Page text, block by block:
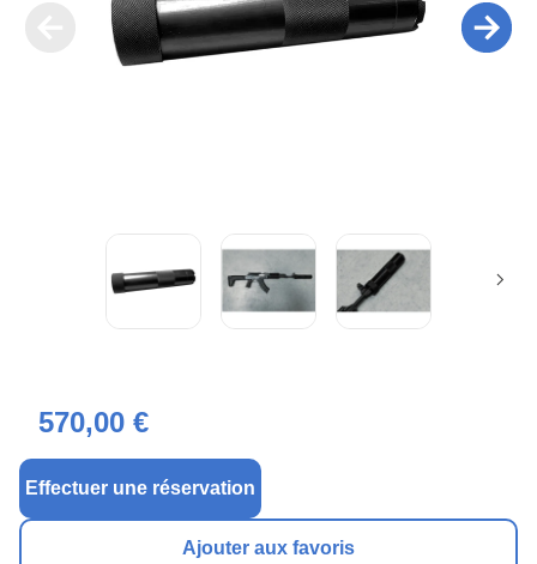
570,00 €
Effectuer une réservation
Ajouter aux favoris